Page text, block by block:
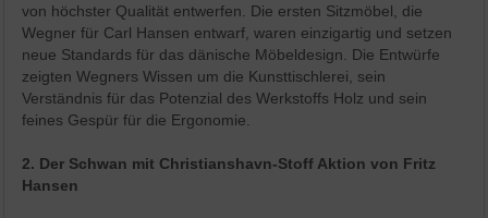
von höchster Qualität entwerfen. Die ersten Sitzmöbel, die
Wegner für Carl Hansen entwarf, waren einzigartig und setzen
neue Standards für das dänische Möbeldesign. Die Entwürfe
zeigten Wegners Wissen um die Kunsttischlerei, sein
Verständnis für das Potenzial des Werkstoffs Holz und sein
feines Gespür für die Ergonomie.
2. Der Schwan mit Christianshavn-Stoff Aktion von Fritz
Hansen